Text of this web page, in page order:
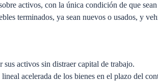
activos, con la única condición de que
terminados, ya sean nuevos o usados, y
activos sin distraer capital de trabajo.
acelerada de los bienes en el plazo del